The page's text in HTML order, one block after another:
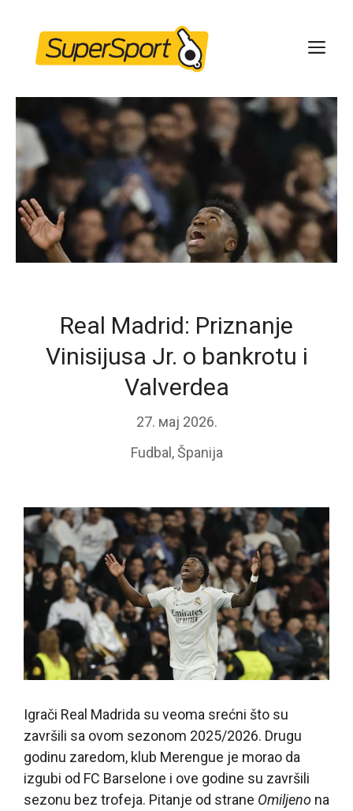
content
Real Madrid: Priznanje
Vinisijusa Jr. o bankrotu i
Valverdea
27. мај 2026.
Fudbal ,Španija
Igrači Real Madrida su veoma srećni što su
završili sa ovom sezonom 2025/2026. Drugu
godinu zaredom, klub Merengue je morao da
izgubi od FC Barselone i ove godine su završili
sezonu bez trofeja. Pitanje od strane Omiljeno na